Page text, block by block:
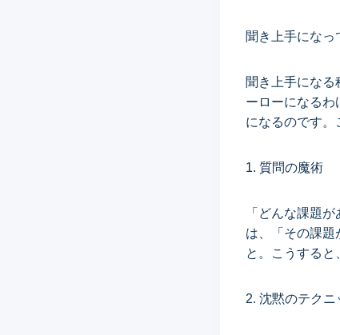
聞き上手になっ
聞き上手になる
ーローになるわ
になるのです。
1. 質問の魔術
「どんな課題
は、「その課題
と。こうすると
2. 沈黙のテクニ